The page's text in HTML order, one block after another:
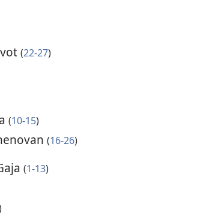
(22-27)
(10-15)
(16-26)
(1-13)